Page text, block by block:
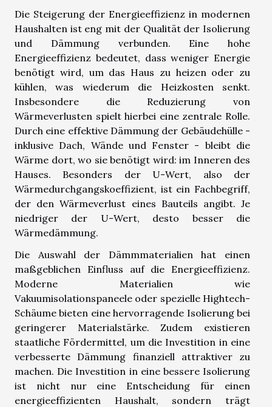
Die Steigerung der Energieeffizienz in modernen
Haushalten ist eng mit der Qualität der Isolierung
und Dämmung verbunden. Eine hohe
Energieeffizienz bedeutet, dass weniger Energie
benötigt wird, um das Haus zu heizen oder zu
kühlen, was wiederum die Heizkosten senkt.
Insbesondere die Reduzierung von
Wärmeverlusten spielt hierbei eine zentrale Rolle.
Durch eine effektive Dämmung der Gebäudehülle -
inklusive Dach, Wände und Fenster - bleibt die
Wärme dort, wo sie benötigt wird: im Inneren des
Hauses. Besonders der U-Wert, also der
Wärmedurchgangskoeffizient, ist ein Fachbegriff,
der den Wärmeverlust eines Bauteils angibt. Je
niedriger der U-Wert, desto besser die
Wärmedämmung.
Die Auswahl der Dämmmaterialien hat einen
maßgeblichen Einfluss auf die Energieeffizienz.
Moderne Materialien wie
Vakuumisolationspaneele oder spezielle Hightech-
Schäume bieten eine hervorragende Isolierung bei
geringerer Materialstärke. Zudem existieren
staatliche Fördermittel, um die Investition in eine
verbesserte Dämmung finanziell attraktiver zu
machen. Die Investition in eine bessere Isolierung
ist nicht nur eine Entscheidung für einen
energieeffizienten Haushalt, sondern trägt